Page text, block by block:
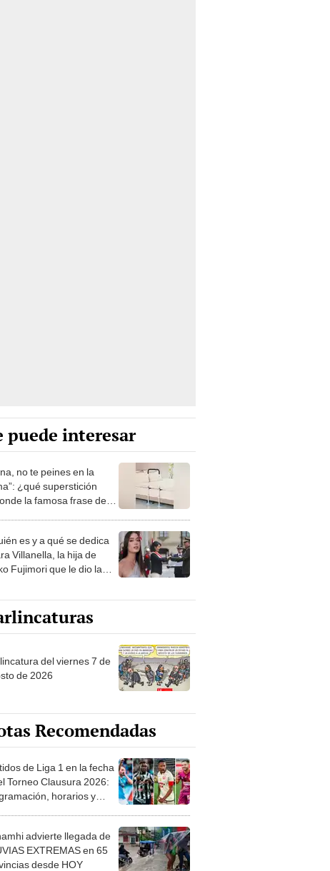
puede interesar
no te peines en la
¿qué superstición
la famosa frase de
es y a qué se dedica
Villanella, la hija de
Fujimori que le dio la
del viernes 7 de
de 2026
Recomendadas
de Liga 1 en la fecha
Torneo Clausura 2026:
horarios y
advierte llegada de
EXTREMAS en 65
desde HOY